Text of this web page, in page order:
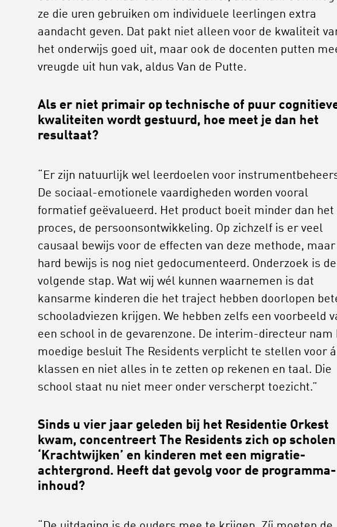
ze die uren gebruiken om individuele leerlingen extra
aandacht geven. Dat pakt niet alleen voor de kwaliteit
het onderwijs goed uit, maar ook de docenten putten
vreugde uit hun vak, aldus Van de Putte.
Als er niet primair op technische of puur
kwaliteiten wordt gestuurd, hoe meet je dan het
resultaat?
“Er zijn natuurlijk wel leerdoelen voor
De sociaal-emotionele vaardigheden worden vooral
formatief geëvalueerd. Het product boeit minder dan het
proces, de persoonsontwikkeling. Op zichzelf is er veel
causaal bewijs voor de effecten van deze methode, maar
hard bewijs is nog niet gedocumenteerd. Onderzoek is de
volgende stap. Wat wij wél kunnen waarnemen is dat
kansarme kinderen die het traject hebben doorlopen
schooladviezen krijgen. We hebben zelfs een voorbeeld
een school in de gevarenzone. De interim-directeur nam
moedige besluit The Residents verplicht te stellen voor
klassen en niet alles in te zetten op rekenen en taal. Die
school staat nu niet meer onder verscherpt toezicht.”
Sinds u vier jaar geleden bij het Residentie Orkest
kwam, concentreert The Residents zich op
‘Krachtwijken’ en kinderen met een migratie-
achtergrond. Heeft dat gevolg voor de programma-
inhoud?